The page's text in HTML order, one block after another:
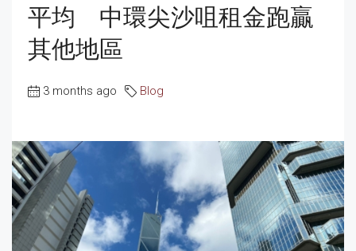
平均 中環尖沙咀租金跑贏
其他地區
3 months ago Blog